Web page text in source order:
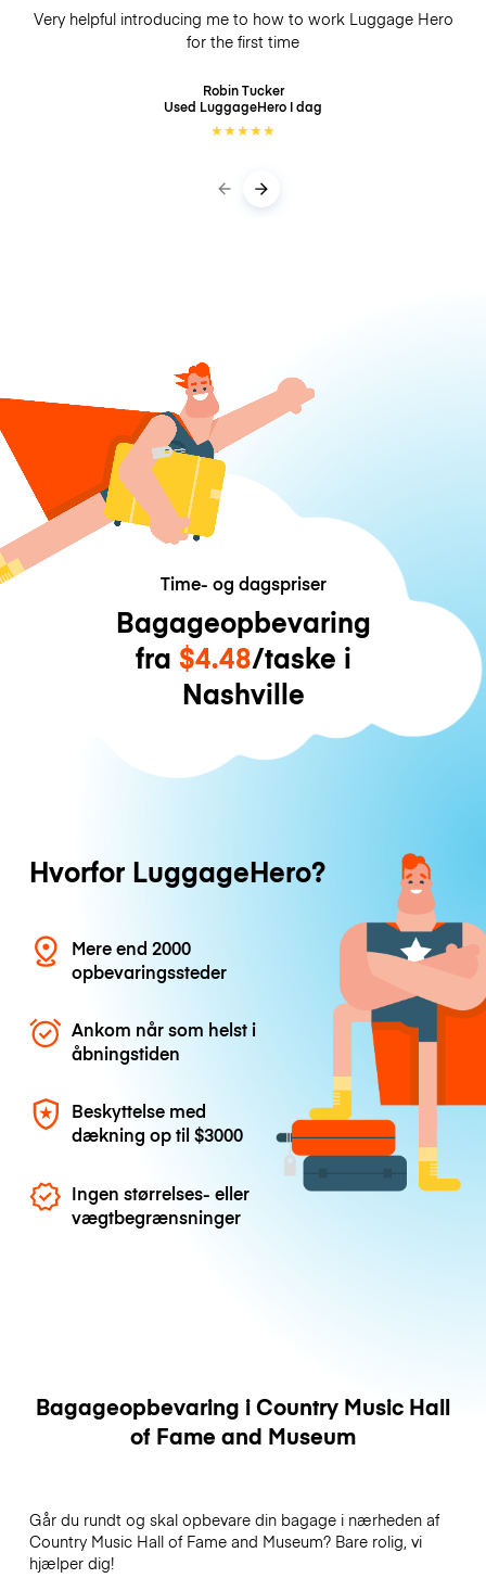
Very helpful introducing me to how to work Luggage Hero
for the first time
Robin Tucker
Used LuggageHero I dag
★★★★★
Time- og dagspriser
Bagageopbevaring
fra $4.48/taske i
Nashville
Hvorfor LuggageHero?
Mere end 2000
opbevaringssteder
Ankom når som helst i
åbningstiden
Beskyttelse med
dækning op til$3000
Ingen størrelses- eller
vægtbegrænsninger
Bagageopbevaring i Country Music Hall
of Fame and Museum
Går du rundt og skal opbevare din bagage i nærheden af
Country Music Hall of Fame and Museum? Bare rolig, vi
hjælper dig!